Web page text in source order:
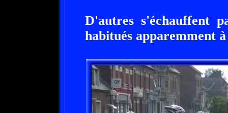
D'autres s'échauffent
habitués apparemment